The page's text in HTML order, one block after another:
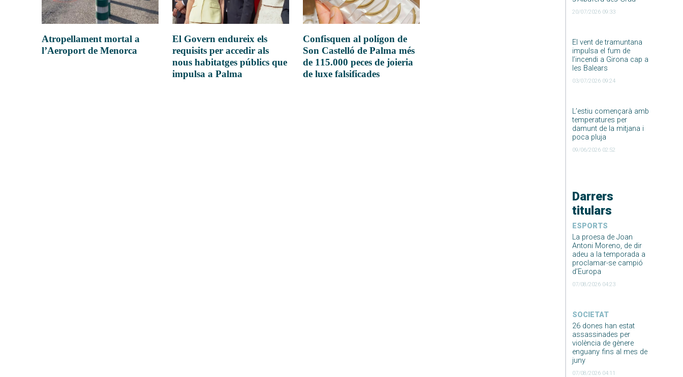
20/07/2026 09:33
El vent de tramuntana
impulsa el fum de
l’incendi a Girona cap a
les Balears
03/07/2026 09:24
L’estiu començarà amb
temperatures per
damunt de la mitjana i
poca pluja
09/06/2026 02:52
Darrers
titulars
ESPORTS
La proesa de Joan
Antoni Moreno, de dir
adeu a la temporada a
proclamar-se campió
d’Europa
07/08/2026 04:23
SOCIETAT
26 dones han estat
assassinades per
violència de gènere
enguany fins al mes de
juny
07/08/2026 04:11
Atropellament mortal a
l’Aeroport de Menorca
El Govern endureix els
requisits per accedir als
nous habitatges públics que
impulsa a Palma
Confisquen al polígon de
Son Castelló de Palma més
de 115.000 peces de joieria
de luxe falsificades